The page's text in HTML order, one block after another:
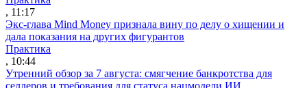
, 11:17
Экс-глава Mind Money признала вину по делу о хищении и
дала показания на других фигурантов
Практика
, 10:44
Утренний обзор за 7 августа: смягчение банкротства для
селлеров и требования для статуса нацмодели ИИ